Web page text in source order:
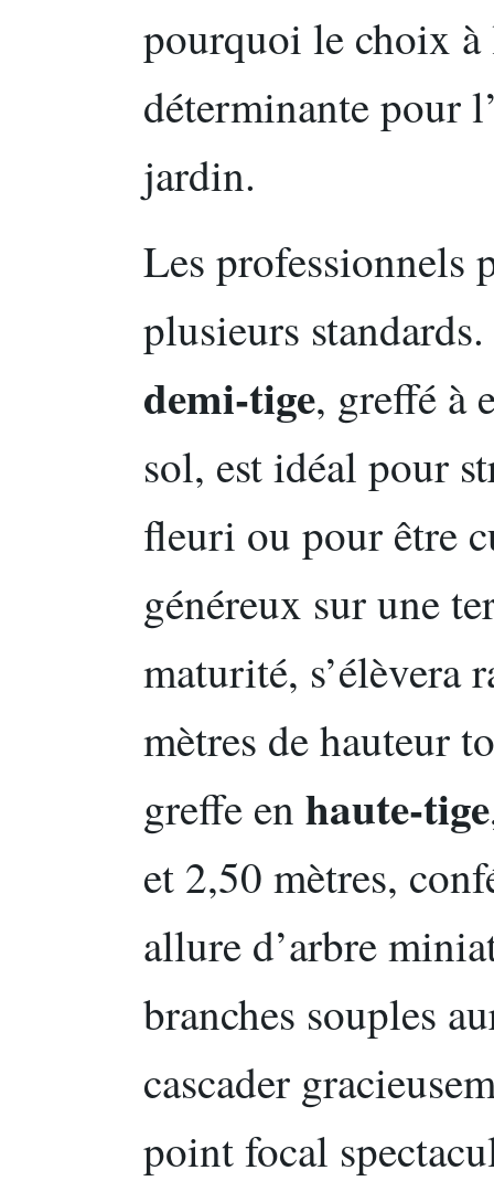
pourquoi le choix à
déterminante pour
jardin.
Les professionnels
plusieurs
demi-tige, greffé à
sol, est idéal pour
fleuri ou pour être
généreux sur une
maturité, s’élèvera
mètres de hauteur
greffe en haute-tige
et 2,50 mètres,
allure d’arbre
branches souples
cascader
point focal